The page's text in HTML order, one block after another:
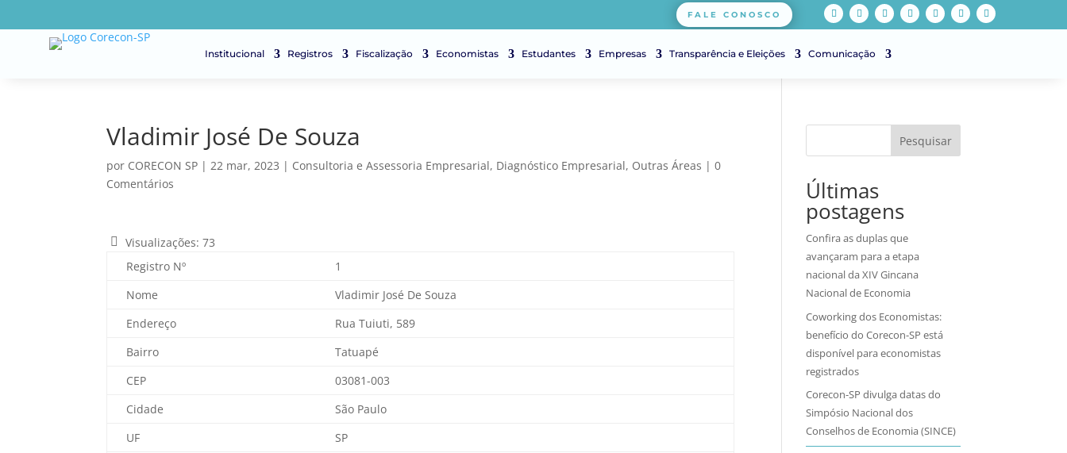
FALE CONOSCO
Institucional Registros Fiscalização Economistas Estudantes Empresas Transparência e Eleições Comunicação
Vladimir José De Souza
por CORECON SP |22 mar, 2023 | Consultoria e Assessoria Empresarial, Diagnóstico Empresarial, Outras Áreas |0
Comentários
Visualizações: 73
Registro Nº
1
Nome
Vladimir José De Souza
Endereço
Rua Tuiuti, 589
Bairro
Tatuapé
CEP
03081-003
Cidade
São Paulo
UF
SP
Pesquisar
Últimas
postagens
Confira as duplas que
avançaram para a etapa
nacional da XIV Gincana
Nacional de Economia
Coworking dos Economistas:
benefício do Corecon-SP está
disponível para economistas
registrados
Corecon-SP divulga datas do
Simpósio Nacional dos
Conselhos de Economia (SINCE)